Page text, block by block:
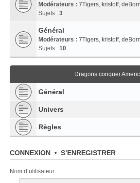
Modérateurs : 7Tigers, kristoff, deBorn
Sujets : 3
Général
Modérateurs : 7Tigers, kristoff, deBorn
Sujets : 10
Dragons conquer
Général
Univers
Règles
CONNEXION • S’ENREGISTRER
Nom d’utilisateur :